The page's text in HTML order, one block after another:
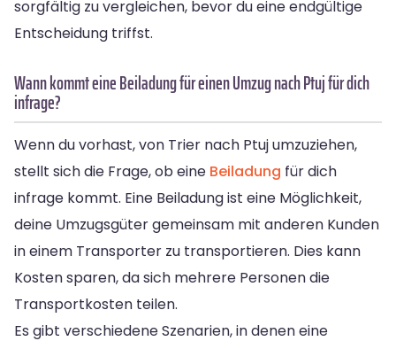
sorgfältig zu vergleichen, bevor du eine endgültige
Entscheidung triffst.
Wann kommt eine Beiladung für einen Umzug nach Ptuj für dich
infrage?
Wenn du vorhast, von Trier nach Ptuj umzuziehen,
stellt sich die Frage, ob eine Beiladung für dich
infrage kommt. Eine Beiladung ist eine Möglichkeit,
deine Umzugsgüter gemeinsam mit anderen Kunden
in einem Transporter zu transportieren. Dies kann
Kosten sparen, da sich mehrere Personen die
Transportkosten teilen.
Es gibt verschiedene Szenarien, in denen eine